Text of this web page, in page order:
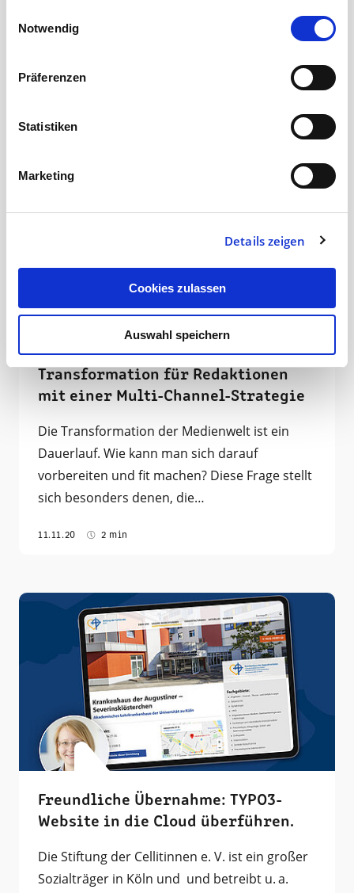
Notwendig
Präferenzen
Statistiken
Marketing
Details zeigen
Cookies zulassen
Auswahl speichern
Cloud–Redaktions–System erzielen. Wichtig ist
abzustimmen.
Transformation für Redaktionen
mit einer Multi-Channel-Strategie
Die Transformation der Medienwelt ist ein
Dauerlauf. Wie kann man sich darauf
vorbereiten und fit machen? Diese Frage stellt
sich besonders denen, die…
11.11.20 2 min
Freundliche Übernahme: TYPO3-
Website in die Cloud überführen.
Die Stiftung der Cellitinnen e. V. ist ein großer
Sozialträger in Köln und und betreibt u. a.